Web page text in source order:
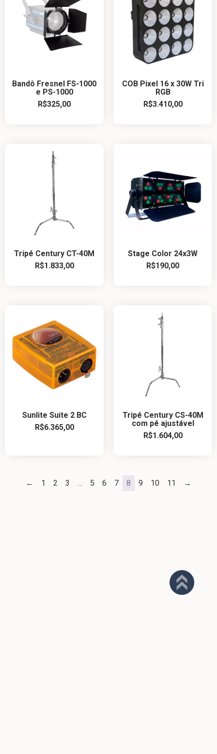
Bandô Fresnel FS-1000
e PS-1000
R$325,00
COB Pixel 16 x 30W Tri
RGB
R$3.410,00
Tripé Century CT-40M
R$1.833,00
Stage Color 24x3W
R$190,00
Sunlite Suite 2 BC
R$6.365,00
Tripé Century CS-40M
com pé ajustável
R$1.604,00
← 1 2 3 … 5 6 7 8 9 10 11 →